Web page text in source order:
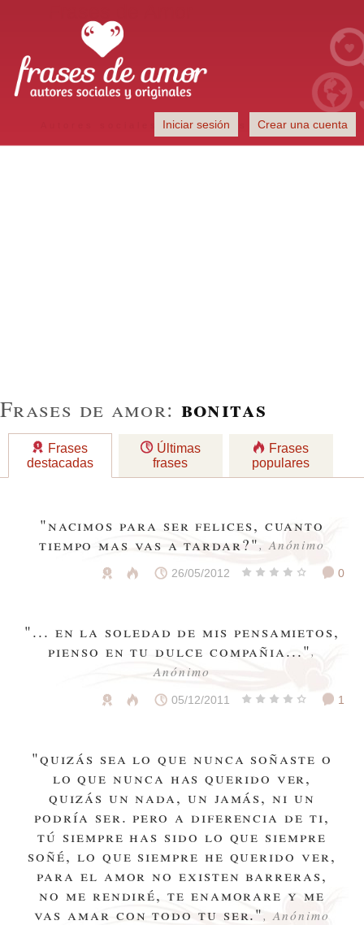
Autores sociales y originales
Iniciar sesión Crear una cuenta
Frases de amor: bonitas
Frases
destacadas
Últimas
frases
Frases
populares
"nacimos para ser felices, cuanto
tiempo mas vas a tardar?", Anónimo
26/05/2012 0
"... en la soledad de mis pensamietos,
pienso en tu dulce compañia...",
Anónimo
05/12/2011 1
"quizás sea lo que nunca soñaste o
lo que nunca has querido ver,
quizás un nada, un jamás, ni un
podría ser. pero a diferencia de ti,
tú siempre has sido lo que siempre
soñé, lo que siempre he querido ver,
para el amor no existen barreras,
no me rendiré, te enamorare y me
vas amar con todo tu ser.", Anónimo